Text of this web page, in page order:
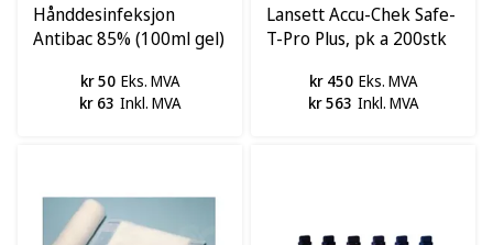
Hånddesinfeksjon
Antibac 85% (100ml gel)
kr 50 Eks. MVA
kr 63 Inkl. MVA
Lansett Accu-Chek Safe-
T-Pro Plus, pk a 200stk
kr 450 Eks. MVA
kr 563 Inkl. MVA